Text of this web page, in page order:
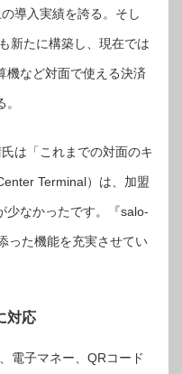
導入実績を誇る。そし
新たに構築し、現在では
機など対面で使える決済
は「これまでの対面のキ
Terminal）は、加盟
少なかったです。『salo-
った機能を充実させてい
対応
電子マネー、QRコード